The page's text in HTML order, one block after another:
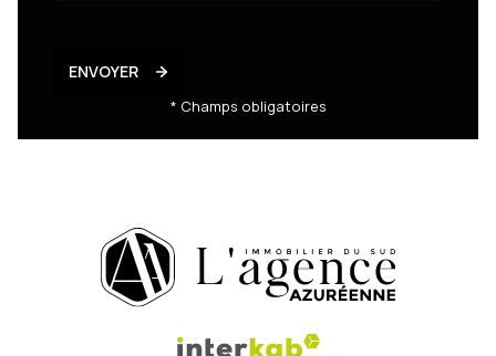
ENVOYER
* Champs obligatoires